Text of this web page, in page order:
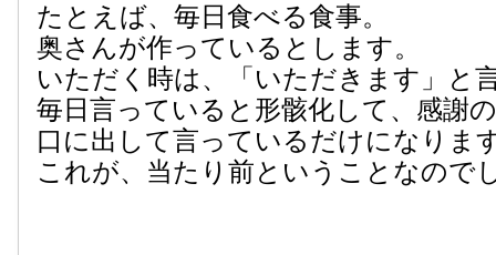
たとえば、毎日食べる食事。
奥さんが作っているとします。
いただく時は、「いただきます」と
毎日言っていると形骸化して、感謝
口に出して言っているだけになりま
これが、当たり前ということなので